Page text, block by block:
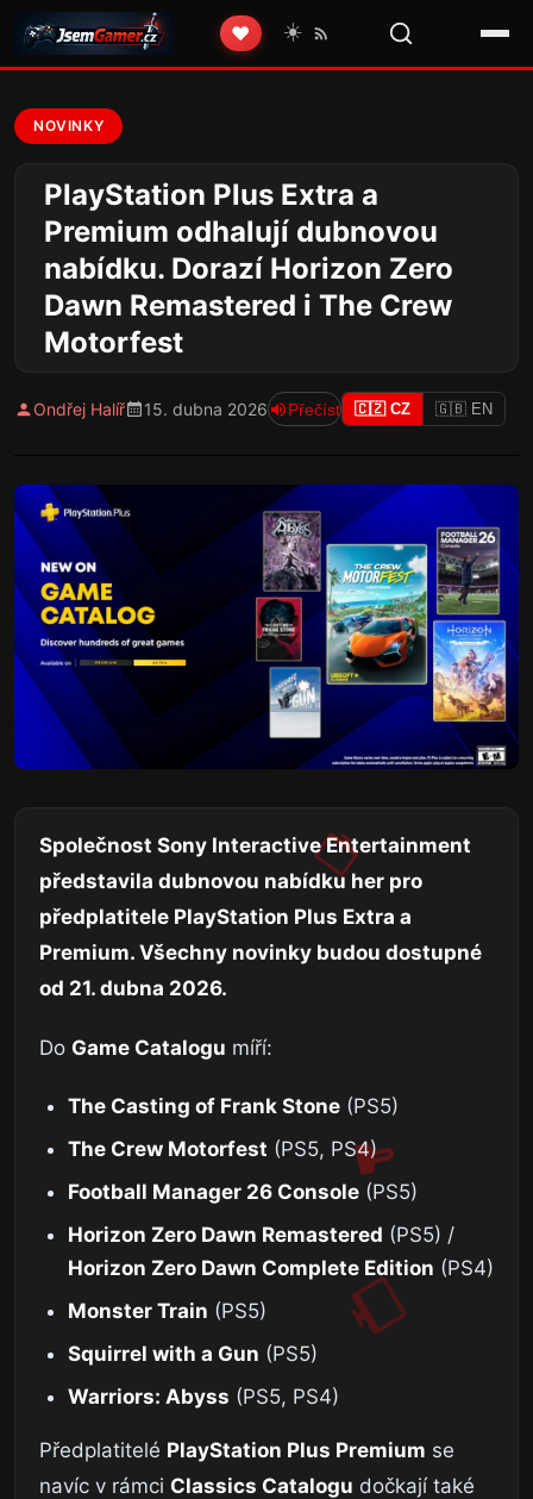
❤️ ☀️
NOVINKY
PlayStation Plus Extra a
Premium odhalují dubnovou
nabídku. Dorazí Horizon Zero
Dawn Remastered i The Crew
Motorfest
Ondřej Halíř 15. dubna 2026 Přečíst 🇨🇿 CZ 🇬🇧 EN
Společnost Sony Interactive Entertainment
představila dubnovou nabídku her pro
předplatitele PlayStation Plus Extra a
Premium. Všechny novinky budou dostupné
od 21. dubna 2026.
Do Game Catalogu míří:
The Casting of Frank Stone (PS5)
The Crew Motorfest (PS5, PS4)
Football Manager 26 Console (PS5)
Horizon Zero Dawn Remastered (PS5) /
Horizon Zero Dawn Complete Edition (PS4)
Monster Train (PS5)
Squirrel with a Gun (PS5)
Warriors: Abyss (PS5, PS4)
Předplatitelé PlayStation Plus Premium se
navíc v rámci Classics Catalogu dočkají také